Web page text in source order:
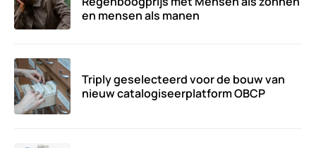
en mensen als manen
Triply geselecteerd voor de bouw van
nieuw catalogiseerplatform OBCP